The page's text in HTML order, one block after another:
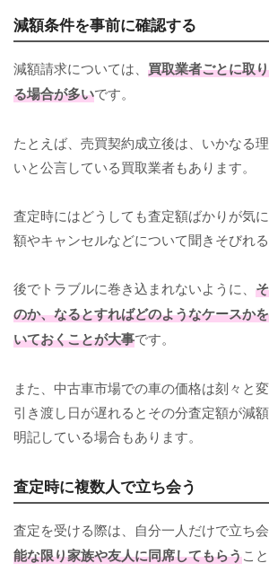
減額条件を事前に確認する
減額請求については、 買取業者ごとに取
る場合が多いです。
たとえば、売買契約成立後は、いかなる
いと公言している買取業者もあります。
査定時にはどうしても査定額ばかりが気
額やキャンセルなどについて聞きそびれる
後でトラブルに巻き込まれないように、
のか、なるとすればどのようなケースか
いておくことが大事です。
また、中古車市場での車の価格は刻々と
引き渡し日が遅れるとその分査定額が減
明記している場合もあります。
査定時に複数人で立ち会う
査定を受ける際は、自分一人だけで立ち会
能な限り家族や友人に同席してもらうこ